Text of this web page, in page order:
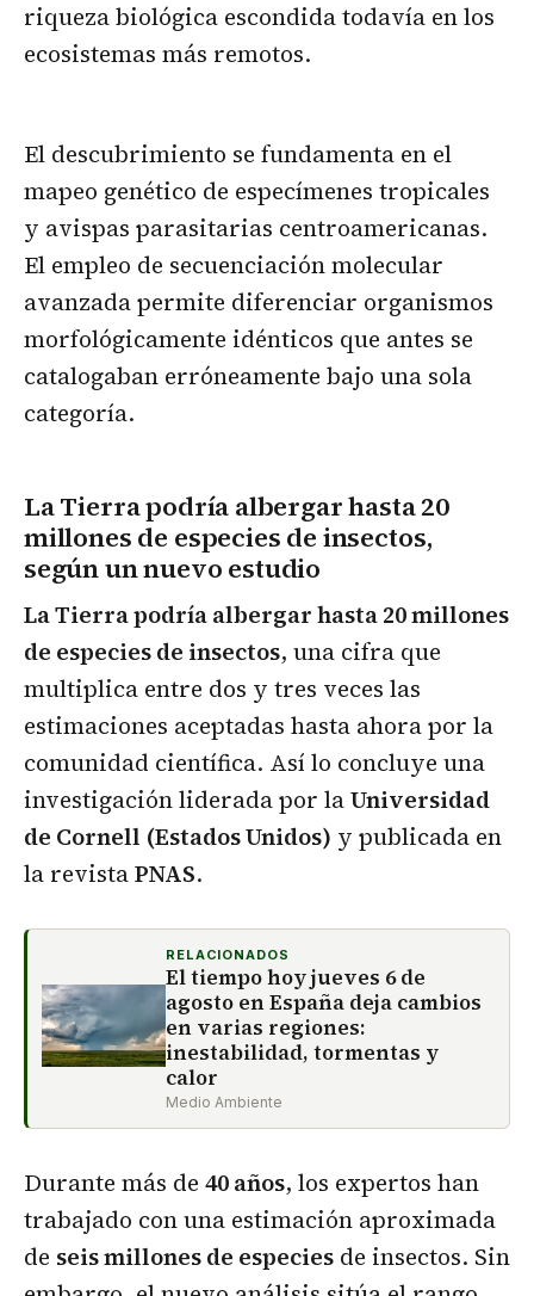
riqueza biológica escondida todavía en los
ecosistemas más remotos.
El descubrimiento se fundamenta en el
mapeo genético de especímenes tropicales
y avispas parasitarias centroamericanas.
El empleo de secuenciación molecular
avanzada permite diferenciar organismos
morfológicamente idénticos que antes se
catalogaban erróneamente bajo una sola
categoría.
La Tierra podría albergar hasta 20
millones de especies de insectos,
según un nuevo estudio
La Tierra podría albergar hasta 20 millones
de especies de insectos, una cifra que
multiplica entre dos y tres veces las
estimaciones aceptadas hasta ahora por la
comunidad científica. Así lo concluye una
investigación liderada por laUniversidad
de Cornell (Estados Unidos) y publicada en
la revistaPNAS.
RELACIONADOS
El tiempo hoy jueves 6 de
agosto en España deja cambios
en varias regiones:
inestabilidad, tormentas y
calor
Medio Ambiente
Durante más de 40 años, los expertos han
trabajado con una estimación aproximada
de seis millones de especies de insectos. Sin